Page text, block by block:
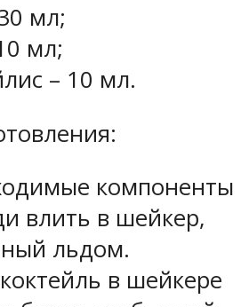
мл;
мл;
– 10 мл.
компоненты
влить в шейкер,
льдом.
в шейкере